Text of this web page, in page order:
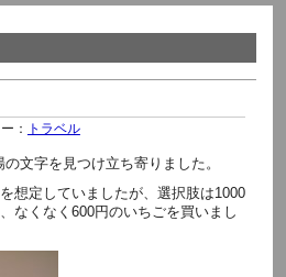
： トラベル
文字を見つけ立ち寄りました。
想定していましたが、選択肢は1000
なくなく600円のいちごを買いまし